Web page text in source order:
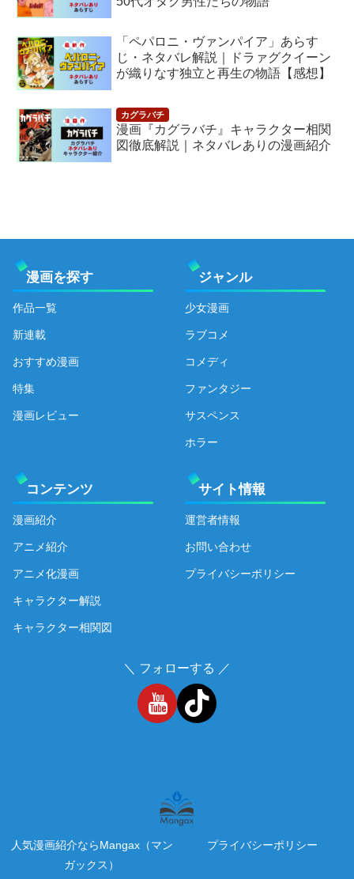
「ペパロニ・ヴァンパイア」あらす
じ・ネタバレ解説｜ドラァグクイーン
が織りなす独立と再生の物語【感想】
漫画『カグラバチ』キャラクター相関
図徹底解説｜ネタバレありの漫画紹介
漫画を探す
作品一覧
新連載
おすすめ漫画
特集
漫画レビュー
ジャンル
少女漫画
ラブコメ
コメディ
ファンタジー
サスペンス
ホラー
コンテンツ
漫画紹介
アニメ紹介
アニメ化漫画
キャラクター解説
キャラクター相関図
サイト情報
運営者情報
お問い合わせ
プライバシーポリシー
＼ フォローする ／
人気漫画紹介ならMangax（マン
ガックス）
プライバシーポリシー